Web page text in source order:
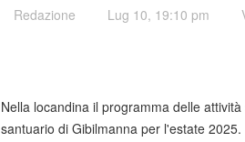
Redazione Lug 10, 19:10 pm
Nella locandina il programma delle
santuario di Gibilmanna per l'estate 2025.